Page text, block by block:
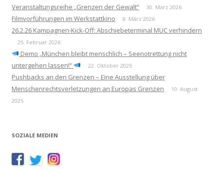
Veranstaltungsreihe „Grenzen der Gewalt“ 30. März 2026
Filmvorführungen im Werkstattkino 8. März 2026
26.2.26 Kampagnen-Kick-Off: Abschiebeterminal MUC verhindern
25. Februar 2026
Demo „München bleibt menschlich – Seenotrettung nicht
untergehen lassen!“
22. Oktober 2025
Pushbacks an den Grenzen – Eine Ausstellung über
Menschenrechtsverletzungen an Europas Grenzen
10. August
2025
SOZIALE MEDIEN